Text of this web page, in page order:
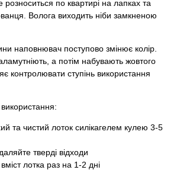
по квартирі на лапках та
Волога виходить ніби замкненою
наповнювач поступово змінює колір.
а потім набувають жовтого
контролювати ступінь використання
та чистий лоток силікагелем кулею 3-5
тверді відходи
лотка раз на 1-2 дні